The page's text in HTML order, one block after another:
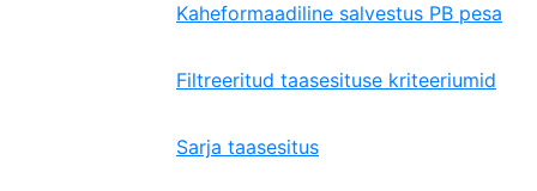
Kaheformaadiline salvestus PB pesa
Filtreeritud taasesituse kriteeriumid
Sarja taasesitus